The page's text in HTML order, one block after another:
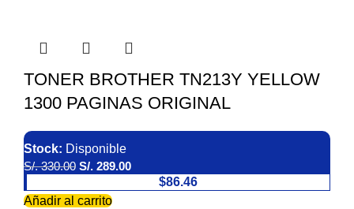
TONER BROTHER TN213Y YELLOW
1300 PAGINAS ORIGINAL
Stock: Disponible
S/.330.00 S/. 289.00
$86.46
Añadir al carrito